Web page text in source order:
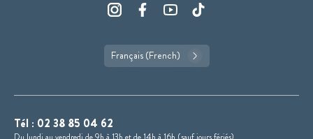
Français (French)
Tél : 02 38 85 04 62